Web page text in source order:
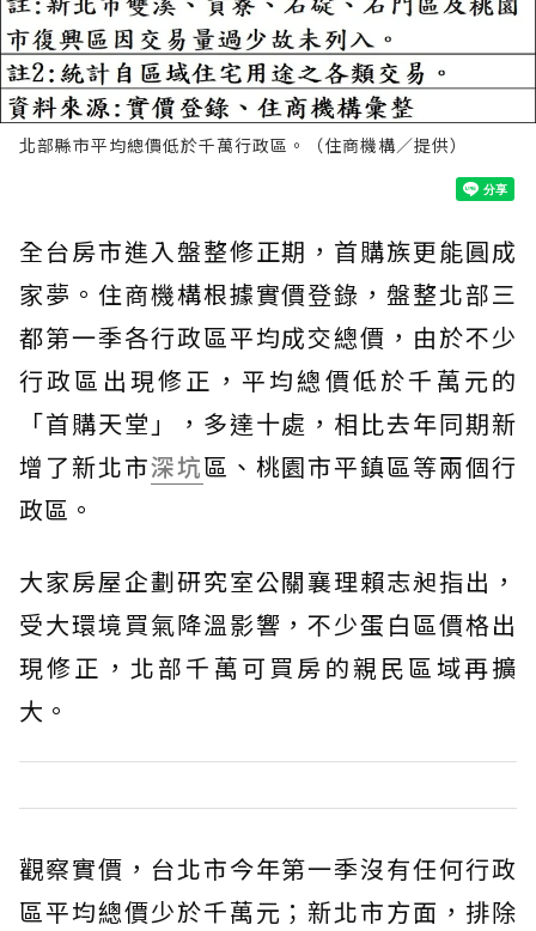
北部縣市平均總價低於千萬行政區。（住商機構／提供）
全台房市進入盤整修正期，首購族更能圓成
家夢。住商機構根據實價登錄，盤整北部三
都第一季各行政區平均成交總價，由於不少
行政區出現修正，平均總價低於千萬元的
「首購天堂」，多達十處，相比去年同期新
增了新北市深坑區、桃園市平鎮區等兩個行
政區。
大家房屋企劃研究室公關襄理賴志昶指出，
受大環境買氣降溫影響，不少蛋白區價格出
現修正，北部千萬可買房的親民區域再擴
大。
觀察實價，台北市今年第一季沒有任何行政
區平均總價少於千萬元；新北市方面，排除